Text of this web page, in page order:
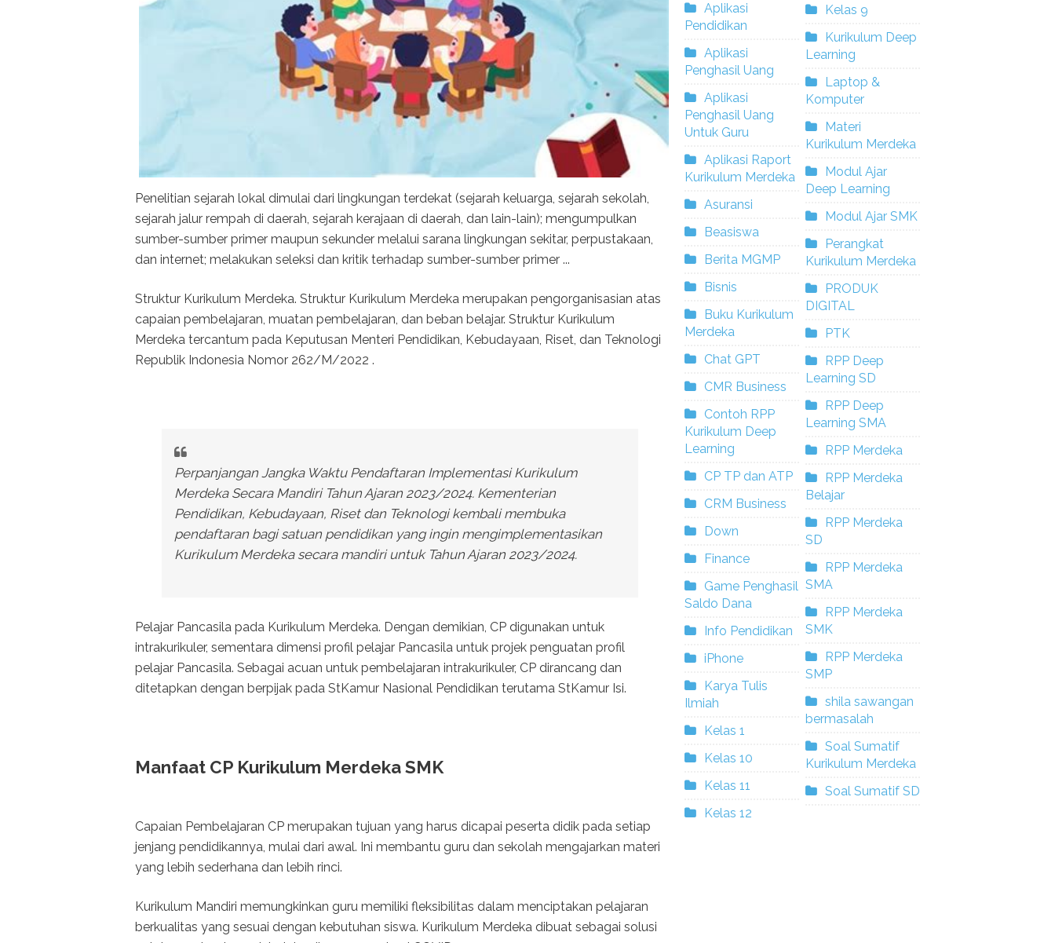
Penelitian sejarah lokal dimulai dari lingkungan terdekat (sejarah keluarga, sejarah sekolah,
sejarah jalur rempah di daerah, sejarah kerajaan di daerah, dan lain-lain); mengumpulkan
sumber-sumber primer maupun sekunder melalui sarana lingkungan sekitar, perpustakaan,
dan internet; melakukan seleksi dan kritik terhadap sumber-sumber primer ...
Struktur Kurikulum Merdeka. Struktur Kurikulum Merdeka merupakan pengorganisasian atas
capaian pembelajaran, muatan pembelajaran, dan beban belajar. Struktur Kurikulum
Merdeka tercantum pada Keputusan Menteri Pendidikan, Kebudayaan, Riset, dan Teknologi
Republik Indonesia Nomor 262/M/2022 .
Perpanjangan Jangka Waktu Pendaftaran Implementasi Kurikulum
Merdeka Secara Mandiri Tahun Ajaran 2023/2024. Kementerian
Pendidikan, Kebudayaan, Riset dan Teknologi kembali membuka
pendaftaran bagi satuan pendidikan yang ingin mengimplementasikan
Kurikulum Merdeka secara mandiri untuk Tahun Ajaran 2023/2024.
Pelajar Pancasila pada Kurikulum Merdeka. Dengan demikian, CP digunakan untuk
intrakurikuler, sementara dimensi profil pelajar Pancasila untuk projek penguatan profil
pelajar Pancasila. Sebagai acuan untuk pembelajaran intrakurikuler, CP dirancang dan
ditetapkan dengan berpijak pada StKamur Nasional Pendidikan terutama StKamur Isi.
Manfaat CP Kurikulum Merdeka SMK
Capaian Pembelajaran CP merupakan tujuan yang harus dicapai peserta didik pada setiap
jenjang pendidikannya, mulai dari awal. Ini membantu guru dan sekolah mengajarkan materi
yang lebih sederhana dan lebih rinci.
Kurikulum Mandiri memungkinkan guru memiliki fleksibilitas dalam menciptakan pelajaran
berkualitas yang sesuai dengan kebutuhan siswa. Kurikulum Merdeka dibuat sebagai solusi
Aplikasi
Pendidikan
Aplikasi
Penghasil Uang
Aplikasi
Penghasil Uang
Untuk Guru
Aplikasi Raport
Kurikulum Merdeka
Asuransi
Beasiswa
Berita MGMP
Bisnis
Buku Kurikulum
Merdeka
Chat GPT
CMR Business
Contoh RPP
Kurikulum Deep
Learning
CP TP dan ATP
CRM Business
Down
Finance
Game Penghasil
Saldo Dana
Info Pendidikan
iPhone
Karya Tulis
Ilmiah
Kelas 1
Kelas 10
Kelas 11
Kelas 12
Kelas 9
Kurikulum Deep
Learning
Laptop &
Komputer
Materi
Kurikulum Merdeka
Modul Ajar
Deep Learning
Modul Ajar SMK
Perangkat
Kurikulum Merdeka
PRODUK
DIGITAL
PTK
RPP Deep
Learning SD
RPP Deep
Learning SMA
RPP Merdeka
RPP Merdeka
Belajar
RPP Merdeka
SD
RPP Merdeka
SMA
RPP Merdeka
SMK
RPP Merdeka
SMP
shila sawangan
bermasalah
Soal Sumatif
Kurikulum Merdeka
Soal Sumatif SD